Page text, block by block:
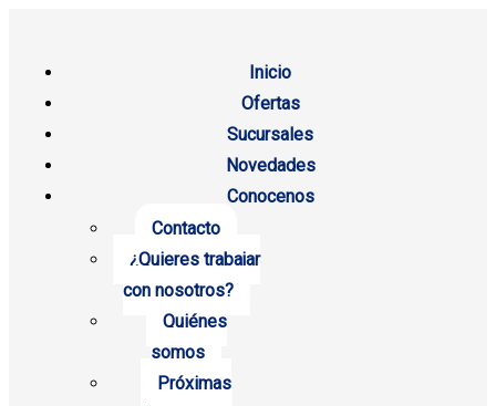
Inicio
Ofertas
Sucursales
Novedades
Conocenos
Contacto
¿Quieres trabajar
con nosotros?
Quiénes
somos
Próximas